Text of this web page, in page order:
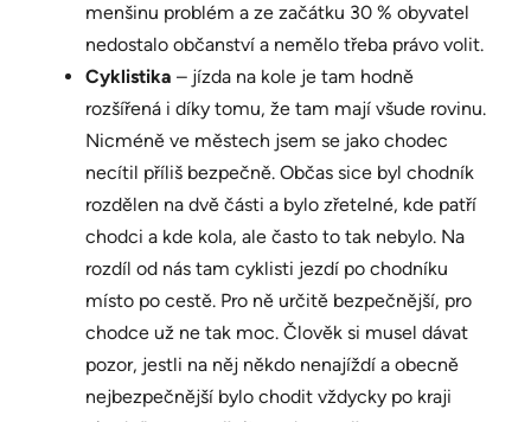
menšinu problém a ze začátku 30 % obyvatel
nedostalo občanství a nemělo třeba právo volit.
Cyklistika – jízda na kole je tam hodně
rozšířená i díky tomu, že tam mají všude rovinu.
Nicméně ve městech jsem se jako chodec
necítil příliš bezpečně. Občas sice byl chodník
rozdělen na dvě části a bylo zřetelné, kde patří
chodci a kde kola, ale často to tak nebylo. Na
rozdíl od nás tam cyklisti jezdí po chodníku
místo po cestě. Pro ně určitě bezpečnější, pro
chodce už ne tak moc. Člověk si musel dávat
pozor, jestli na něj někdo nenajíždí a obecně
nejbezpečnější bylo chodit vždycky po kraji